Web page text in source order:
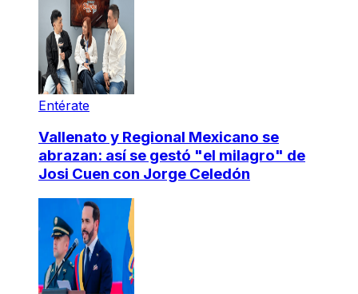
Entérate
Vallenato y Regional Mexicano se
abrazan: así se gestó "el milagro" de
Josi Cuen con Jorge Celedón